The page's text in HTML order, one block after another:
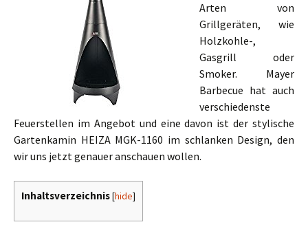
Arten von
Grillgeräten, wie
Holzkohle-,
Gasgrill oder
Smoker. Mayer
Barbecue hat auch
verschiedenste
Feuerstellen im Angebot und eine davon ist der stylische
Gartenkamin HEIZA MGK-1160 im schlanken Design, den
wir uns jetzt genauer anschauen wollen.
Inhaltsverzeichnis[hide]